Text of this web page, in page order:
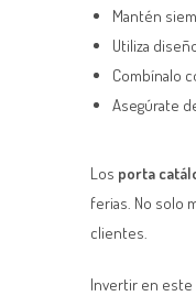
Mantén
Utiliza
Combínalo
Asegúrate
Los porta
ferias. No solo
clientes.
Invertir en